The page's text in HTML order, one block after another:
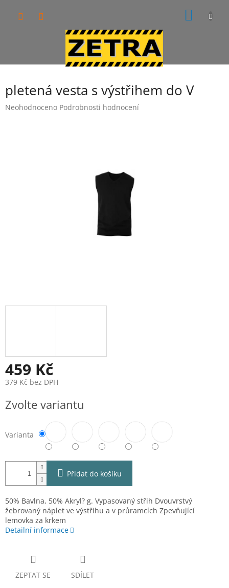
pletená vesta s výstřihem do V
Průměrné
Neohodnoceno Podrobnosti hodnocení
459 Kč
379 Kč bez DPH
cena:
Zvolte variantu
Varianta
Přidat do košíku
50% Bavlna, 50% Akryl? g. Vypasovaný střih Dvouvrstvý
žebrovaný náplet ve výstřihu a v průramcích Zpevňující
lemovka za krkem
Detailní informace
ZEPTAT SE SDÍLET